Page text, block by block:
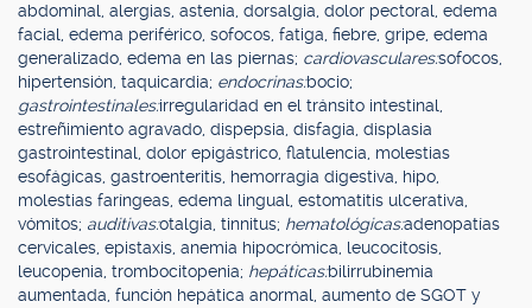
abdominal, alergias, astenia, dorsalgia, dolor pectoral, edema
facial, edema periférico, sofocos, fatiga, fiebre, gripe, edema
generalizado, edema en las piernas; cardiovasculares:sofocos,
hipertensión, taquicardia; endocrinas:bocio;
gastrointestinales:irregularidad en el tránsito intestinal,
estreñimiento agravado, dispepsia, disfagia, displasia
gastrointestinal, dolor epigástrico, flatulencia, molestias
esofágicas, gastroenteritis, hemorragia digestiva, hipo,
molestias faríngeas, edema lingual, estomatitis ulcerativa,
vómitos; auditivas:otalgia, tinnitus; hematológicas:adenopatías
cervicales, epistaxis, anemia hipocrómica, leucocitosis,
leucopenia, trombocitopenia; hepáticas:bilirrubinemia
aumentada, función hepática anormal, aumento de SGOT y